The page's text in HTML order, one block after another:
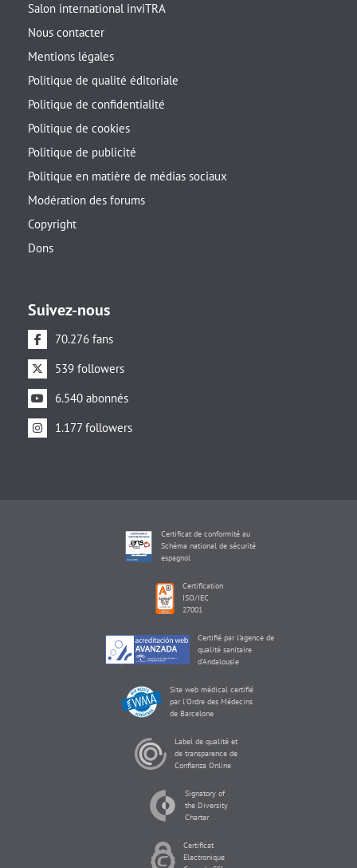
Salon international inviTRA
Nous contacter
Mentions légales
Politique de qualité éditoriale
Politique de confidentialité
Politique de cookies
Politique de publicité
Politique en matière de médias sociaux
Modération des forums
Copyright
Dons
Suivez-nous
70.276 fans
539 followers
6.540 abonnés
1.177 followers
Certificat de conformité au
Schéma national de sécurité
espagnol
Certification
ISO/IEC
27001
Certifié par l'agence de
qualité sanitaire
d'Andalousie
Site web médical certifié
par l'Ordre des Médecins
de Barcelone
Label de qualité et
de transparence de
Confianza Online
Signatory of
the Diversity
Charter
Certificat
Electronique